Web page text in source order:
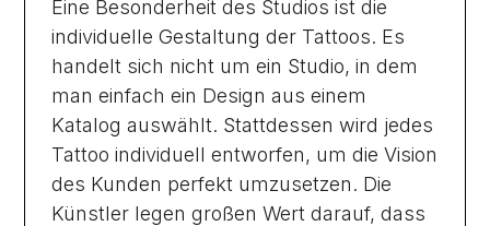
Eine Besonderheit des Studios ist die
individuelle Gestaltung der Tattoos. Es
handelt sich nicht um ein Studio, in dem
man einfach ein Design aus einem
Katalog auswählt. Stattdessen wird jedes
Tattoo individuell entworfen, um die Vision
des Kunden perfekt umzusetzen. Die
Künstler legen großen Wert darauf, dass